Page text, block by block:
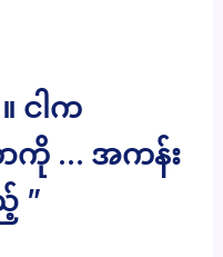
ငါက
ာကို … အကန်း
”